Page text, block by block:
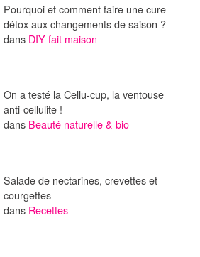
Pourquoi et comment faire une cure
détox aux changements de saison ?
dans DIY fait maison
On a testé la Cellu-cup, la ventouse
anti-cellulite !
dans Beauté naturelle & bio
Salade de nectarines, crevettes et
courgettes
dans Recettes